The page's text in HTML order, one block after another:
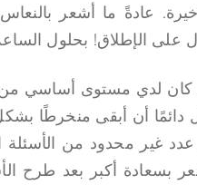
عادةً ما أشعر
على الإطلاق! بحلول
كان لدي مستوى أساسي
أن أبقى منخرطًا
غير محدود من الأسئلة
بسعادة أكبر بعد طرح